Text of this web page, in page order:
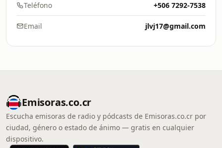
Teléfono +506 7292-7538
Email jlvj17@gmail.com
Emisoras.co.cr
Escucha emisoras de radio y pódcasts de Emisoras.co.cr por
ciudad, género o estado de ánimo — gratis en cualquier
dispositivo.